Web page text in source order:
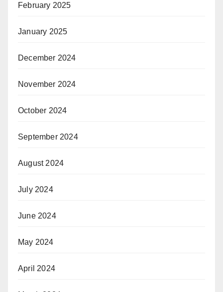
February 2025
January 2025
December 2024
November 2024
October 2024
September 2024
August 2024
July 2024
June 2024
May 2024
April 2024